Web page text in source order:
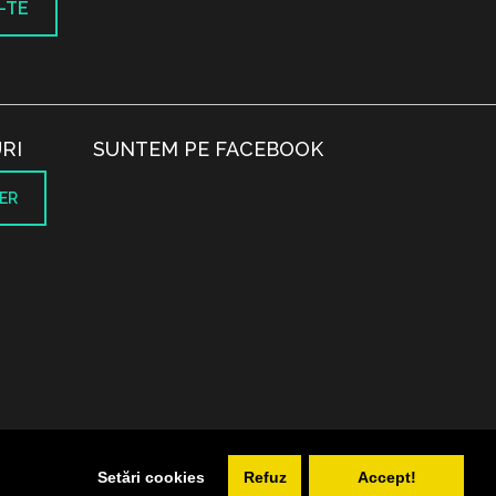
Setări cookies Refuz Accept!
TE
SUNTEM PE FACEBOOK